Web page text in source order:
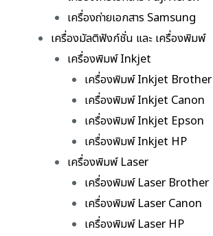
เครื่องถ่ายเอกสาร Samsung
เครื่องมัลติฟังก์ชั่น และ เครื่องพิมพ์
เครื่องพิมพ์ Inkjet
เครื่องพิมพ์ Inkjet Brother
เครื่องพิมพ์ Inkjet Canon
เครื่องพิมพ์ Inkjet Epson
เครื่องพิมพ์ Inkjet HP
เครื่องพิมพ์ Laser
เครื่องพิมพ์ Laser Brother
เครื่องพิมพ์ Laser Canon
เครื่องพิมพ์ Laser HP